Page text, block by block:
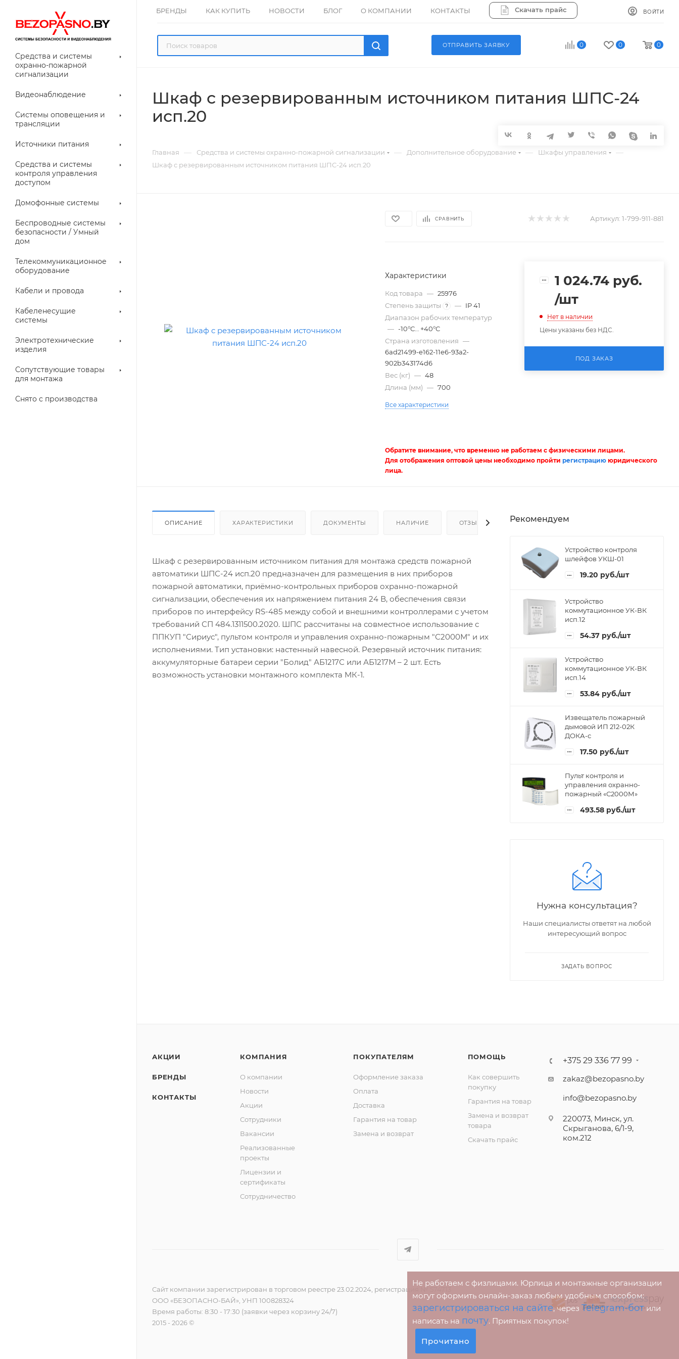
БРЕНДЫ КАК КУПИТЬ НОВОСТИ БЛОГ О КОМПАНИИ КОНТАКТЫ Скачать прайс ВОЙТИ
0 0 0
ОТПРАВИТЬ ЗАЯВКУ
Средства и системы
охранно-пожарной
сигнализации
Видеонаблюдение
для
Системы оповещения и
трансляции
указатели (табло)
Источники питания
Средства и системы
контроля управления
доступом
Домофонные системы
Беспроводные системы
безопасности / Умный
дом
Телекоммуникационное
оборудование
Кабели и провода
Кабеленесущие
системы
Электротехнические
изделия
Сопутствующие товары
для монтажа
Снято с производства
Шкаф с резервированным источником питания ШПС-24
исп.20
Главная — Средства и системы охранно-пожарной сигнализации — Дополнительное оборудование — Шкафы управления —
Шкаф с резервированным источником питания ШПС-24 исп.20
СРАВНИТЬ Артикул: 1-799-911-881
Характеристики
Код товара — 25976
Степень защиты
? — IP 41
Диапазон рабочих температур
— -10°С… +40°С
Страна изготовления —
6ad21499-e162-11e6-93a2-
902b343174d6
Вес (кг) — 48
Длина (мм) — 700
Все характеристики
1 024.74 руб.
/шт
Нет в наличии
Цены указаны без НДС.
ПОД ЗАКАЗ
Обратите внимание, что временно не работаем с физическими лицами.
Для отображения оптовой цены необходимо пройтирегистрацию юридического
лица.
ОПИСАНИЕ ХАРАКТЕРИСТИКИ ДОКУМЕНТЫ НАЛИЧИЕ ОТЗЫВЫ
Шкаф с резервированным источником питания для монтажа средств пожарной
автоматики ШПС-24 исп.20 предназначен для размещения в них приборов
пожарной автоматики, приёмно-контрольных приборов охранно-пожарной
сигнализации, обеспечения их напряжением питания 24 В, обеспечения связи
приборов по интерфейсу RS-485 между собой и внешними контроллерами с учетом
требований СП 484.1311500.2020. ШПС рассчитаны на совместное использование с
ППКУП "Сириус", пультом контроля и управления охранно-пожарным "С2000М" и их
исполнениями. Тип установки: настенный навесной. Резервный источник питания:
аккумуляторные батареи серии "Болид" АБ1217С или АБ1217М – 2 шт. Есть
возможность установки монтажного комплекта МК-1.
Рекомендуем
Устройство контроля
шлейфов УКШ-01
19.20 руб./шт
Устройство
коммутационное УК-ВК
исп.12
54.37 руб./шт
Устройство
коммутационное УК-ВК
исп.14
53.84 руб./шт
Извещатель пожарный
дымовой ИП 212-02К
ДОКА-с
17.50 руб./шт
Пульт контроля и
управления охранно-
пожарный «С2000М»
493.58 руб./шт
Нужна консультация?
Наши специалисты ответят на любой
интересующий вопрос
ЗАДАТЬ ВОПРОС
АКЦИИ
БРЕНДЫ
КОНТАКТЫ
КОМПАНИЯ
О компании
Новости
Акции
Сотрудники
Вакансии
Реализованные
проекты
Лицензии и
сертификаты
Сотрудничество
ПОКУПАТЕЛЯМ
Оформление заказа
Оплата
Доставка
Гарантия на товар
Замена и возврат
ПОМОЩЬ
Как совершить
покупку
Гарантия на товар
Замена и возврат
товара
Скачать прайс
+375 29 336 77 99
zakaz@bezopasno.by
info@bezopasno.by
220073, Минск, ул.
Скрыганова, 6/1-9,
ком.212
Сайт компании зарегистрирован в торговом реестре 23.02.2024, регистрация № 574713
ООО «БЕЗОПАСНО-БАЙ», УНП 100828324
Время работы: 8:30 - 17:30 (заявки через корзину 24/7)
2015 - 2026 ©
Не работаем с физлицами. Юрлица и монтажные организации
могут оформить онлайн-заказ любым удобным способом:
зарегистрироваться на сайте, черезTelegram-бот или
написать на почту. Приятных покупок!
Прочитано